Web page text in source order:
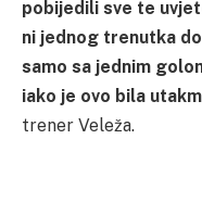
pobijedili sve te
ni jednog trenutka
samo sa jednim
iako je ovo bila
trener Veleža.